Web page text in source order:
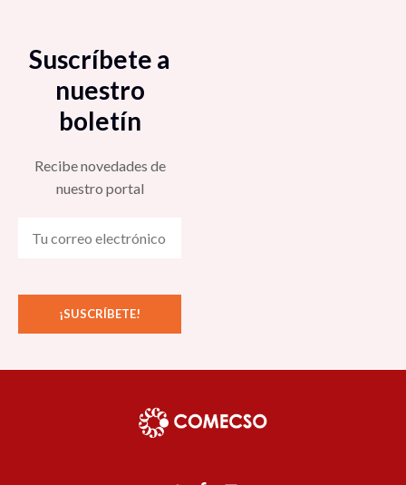
Suscríbete a
nuestro
boletín
Recibe novedades de
nuestro portal